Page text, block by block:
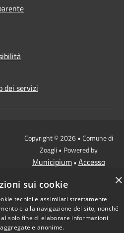
dei servizi
Copyright © 2026 • Comune di
Zoagli • Powered by
Municipium• Accesso
×
sui cookie
tecnici e assimilati strettamente
e alla navigazione del sito, nonché
solo fine di elaborare informazioni
e anonime.